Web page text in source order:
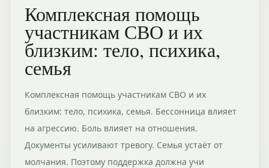
Комплексная помощь
участникам СВО и их
близким: тело, психика,
семья
Комплексная помощь участникам СВО и их
близким: тело, психика, семья. Бессонница влияет
на агрессию. Боль влияет на отношения.
Документы усиливают тревогу. Семья устаёт от
молчания. Поэтому поддержка должна учи